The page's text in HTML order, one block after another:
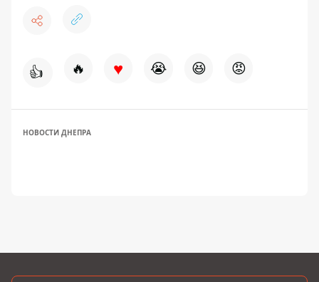
👍 🔥 ♥ 😭 😆 😡
НОВОСТИ ДНЕПРА